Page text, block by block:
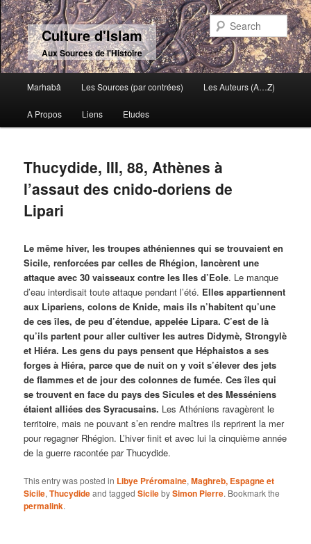
Culture d'Islam
Aux Sources de l'Histoire
Skip to primary content
Skip to secondary content
Marhabâ Les Sources (par contrées) Les Auteurs (A…Z)
A Propos Liens Etudes
Thucydide, III, 88, Athènes à
l’assaut des cnido-doriens de
Lipari
Le même hiver, les troupes athéniennes qui se trouvaient en
Sicile, renforcées par celles de Rhégion, lancèrent une
attaque avec 30 vaisseaux contre les Iles d’Eole. Le manque
d’eau interdisait toute attaque pendant l’été. Elles appartiennent
aux Lipariens, colons de Knide, mais ils n’habitent qu’une
de ces îles, de peu d’étendue, appelée Lipara. C’est de là
qu’ils partent pour aller cultiver les autres Didymè, Strongylè
et Hiéra. Les gens du pays pensent que Héphaistos a ses
forges à Hiéra, parce que de nuit on y voit s’élever des jets
de flammes et de jour des colonnes de fumée. Ces îles qui
se trouvent en face du pays des Sicules et des Messéniens
étaient alliées des Syracusains. Les Athéniens ravagèrent le
territoire, mais ne pouvant s’en rendre maîtres ils reprirent la mer
pour regagner Rhégion. L’hiver finit et avec lui la cinquième année
de la guerre racontée par Thucydide.
This entry was posted in Libye Préromaine,Maghreb, Espagne et
Sicile,Thucydideand taggedSicilebySimon Pierre. Bookmark the
permalink.